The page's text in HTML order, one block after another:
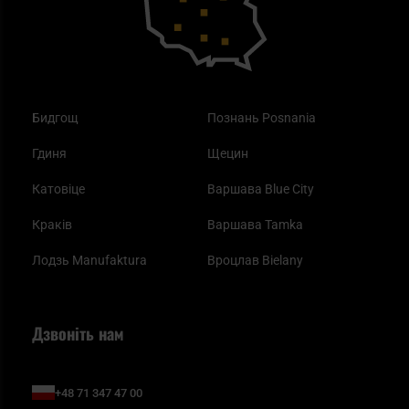
Бидгощ
Гдиня
Катовіце
Краків
Лодзь Manufaktura
Познань Posnania
Щецин
Варшава Blue City
Варшава Tamka
Вроцлав Bielany
Дзвоніть нам
+48 71 347 47 00